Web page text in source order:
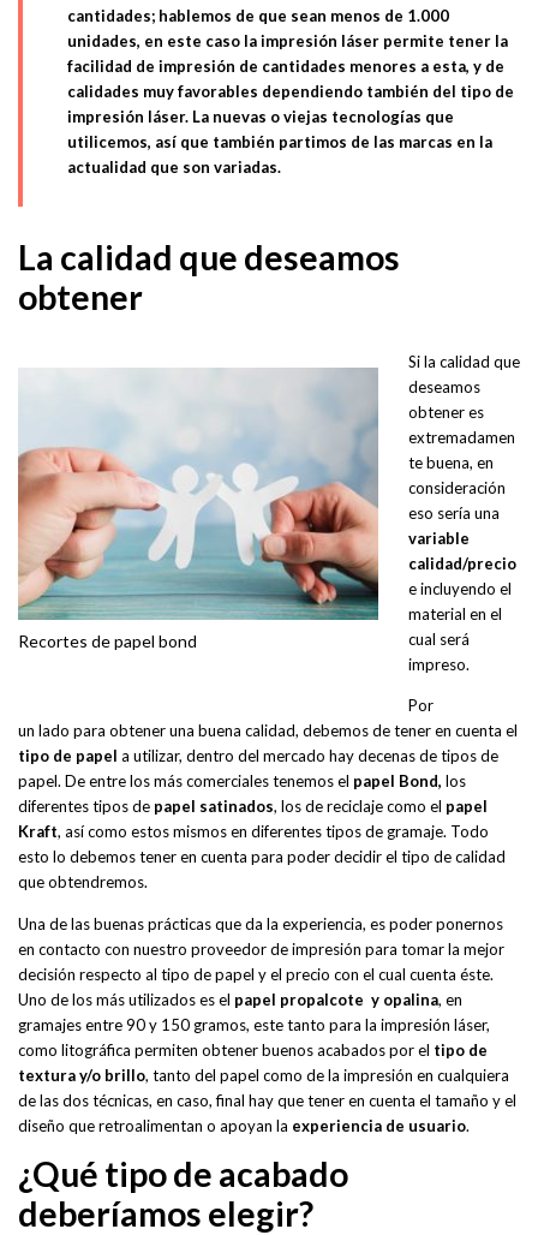
cantidades; hablemos de que sean menos de 1.000
unidades, en este caso la impresión láser permite tener la
facilidad de impresión de cantidades menores a esta, y de
calidades muy favorables dependiendo también del tipo de
impresión láser. La nuevas o viejas tecnologías que
utilicemos, así que también partimos de las marcas en la
actualidad que son variadas.
La calidad que deseamos
obtener
Recortes de papel bond
Si la calidad que
deseamos
obtener es
extremadamen
te buena, en
consideración
eso sería una
variable
calidad/precio
e incluyendo el
material en el
cual será
impreso.
Por
un lado para obtener una buena calidad, debemos de tener en cuenta el
tipo de papel a utilizar, dentro del mercado hay decenas de tipos de
papel. De entre los más comerciales tenemos el papel Bond, los
diferentes tipos de papel satinados, los de reciclaje como el papel
Kraft, así como estos mismos en diferentes tipos de gramaje. Todo
esto lo debemos tener en cuenta para poder decidir el tipo de calidad
que obtendremos.
Una de las buenas prácticas que da la experiencia, es poder ponernos
en contacto con nuestro proveedor de impresión para tomar la mejor
decisión respecto al tipo de papel y el precio con el cual cuenta éste.
Uno de los más utilizados es el papel propalcote y opalina, en
gramajes entre 90 y 150 gramos, este tanto para la impresión láser,
como litográfica permiten obtener buenos acabados por el tipo de
textura y/o brillo, tanto del papel como de la impresión en cualquiera
de las dos técnicas, en caso, final hay que tener en cuenta el tamaño y el
diseño que retroalimentan o apoyan la experiencia de usuario.
¿Qué tipo de acabado
deberíamos elegir?